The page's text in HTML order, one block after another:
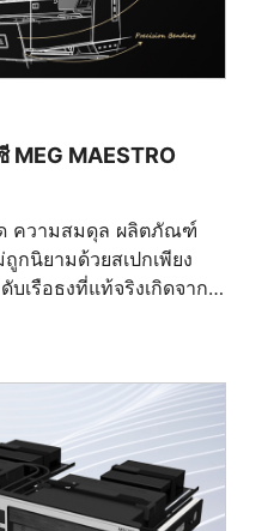
บการใช้งานร่วมกัน
อไม่ ซอฟต์แวร์รองรับ
บรื่นระหว่างอุปกรณ์หลาย
ที่ดีที่สุด ควรอนุญาตให้ผู้
ระบายความร้อน อุปกรณ์
ลที่สามที่เข้ากันได้จาก
กันได้ที่กว้างขวางช่วยลด
ามต้องการใช้
รสิ้นเปลืองทรัพยากรที่มี
ละที่เก็บข้อมูลของคุณ
ะมีประสิทธิภาพยิ่งขึ้น
สี เอฟเฟกต์ และโปรไฟล์?
มีความยืดหยุ่นเพียงไร
RGB: 10
Steady, Flame,
Color Ring, [...]
MEG MAESTRO
สมดุล ผลิตภัณฑ์
กนิยามด้วยสเปกเพียง
บเรือธงที่แท้จริงเกิดจาก
แรก นั่นคือการตัดสินใจ
หลือไว้แต่สิ่งที่สมบูรณ์แบบ
คือตัวแทนของปรัชญา
ป็นเพียงแค่ตู้อวดโฉม
ต่ถูกรังสรรค์ให้เป็นชิ้นงาน